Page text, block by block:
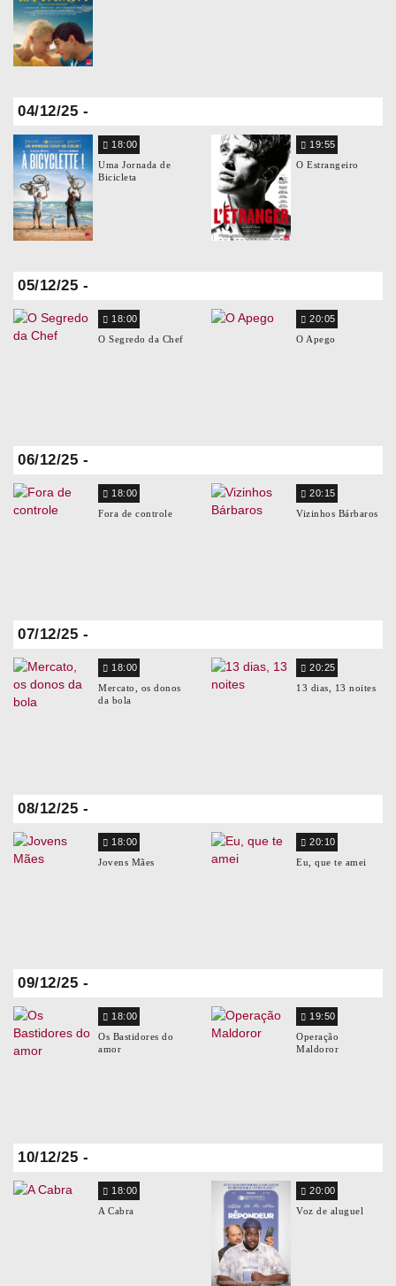
04/12/25 -
18:00
Uma Jornada de
Bicicleta
19:55
O Estrangeiro
05/12/25 -
18:00
O Segredo da Chef
20:05
O Apego
06/12/25 -
18:00
Fora de controle
20:15
Vizinhos Bárbaros
07/12/25 -
18:00
Mercato, os donos
da bola
20:25
13 dias, 13 noites
08/12/25 -
18:00
Jovens Mães
20:10
Eu, que te amei
09/12/25 -
18:00
Os Bastidores do
amor
19:50
Operação
Maldoror
10/12/25 -
18:00
A Cabra
20:00
Voz de aluguel